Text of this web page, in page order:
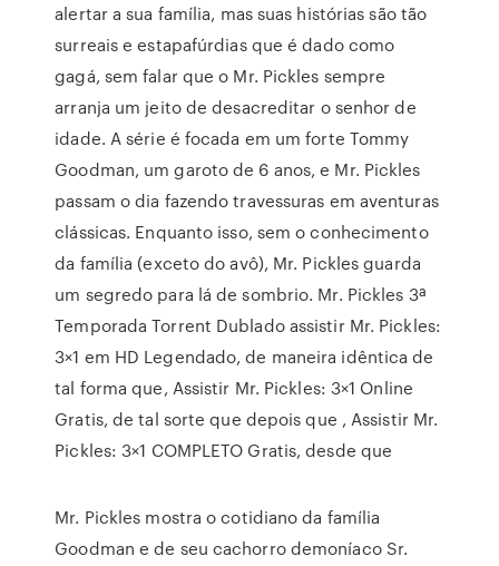
alertar a sua família, mas suas histórias são tão
surreais e estapafúrdias que é dado como
gagá, sem falar que o Mr. Pickles sempre
arranja um jeito de desacreditar o senhor de
idade. A série é focada em um forte Tommy
Goodman, um garoto de 6 anos, e Mr. Pickles
passam o dia fazendo travessuras em aventuras
clássicas. Enquanto isso, sem o conhecimento
da família (exceto do avô), Mr. Pickles guarda
um segredo para lá de sombrio. Mr. Pickles 3ª
Temporada Torrent Dublado assistir Mr. Pickles:
3×1 em HD Legendado, de maneira idêntica de
tal forma que, Assistir Mr. Pickles: 3×1 Online
Gratis, de tal sorte que depois que , Assistir Mr.
Pickles: 3×1 COMPLETO Gratis, desde que
Mr. Pickles mostra o cotidiano da família
Goodman e de seu cachorro demoníaco Sr.